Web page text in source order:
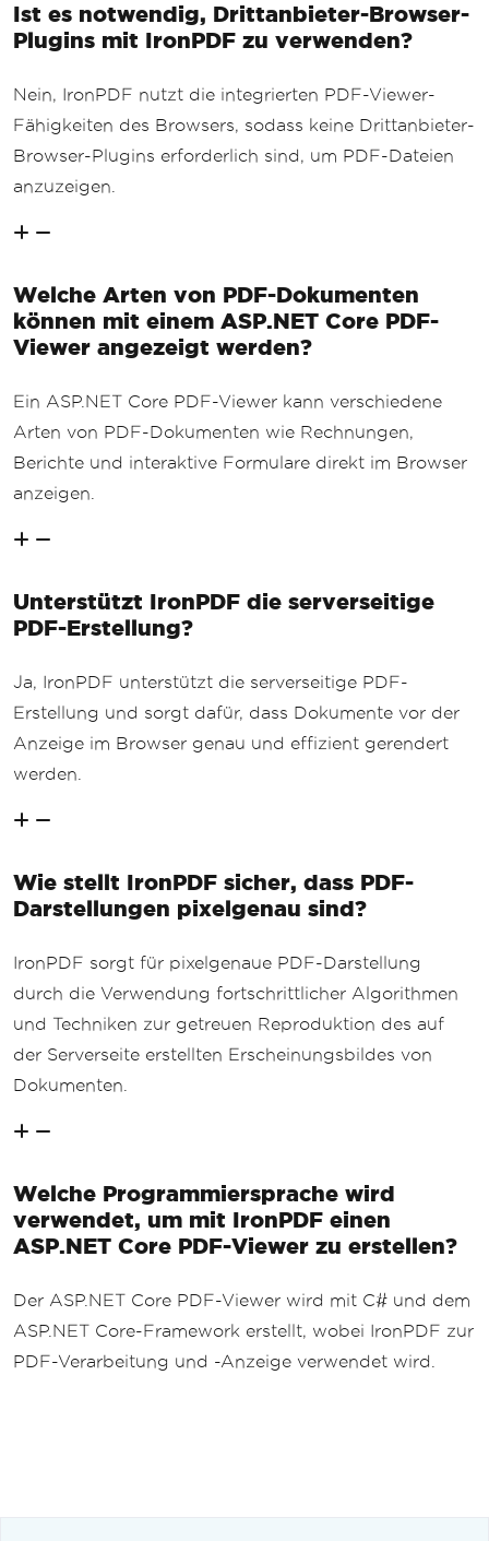
Ist es notwendig, Drittanbieter-Browser-
Plugins mit IronPDF zu verwenden?
Nein, IronPDF nutzt die integrierten PDF-Viewer-
Fähigkeiten des Browsers, sodass keine Drittanbieter-
Browser-Plugins erforderlich sind, um PDF-Dateien
anzuzeigen.
Welche Arten von PDF-Dokumenten
können mit einem ASP.NET Core PDF-
Viewer angezeigt werden?
Ein ASP.NET Core PDF-Viewer kann verschiedene
Arten von PDF-Dokumenten wie Rechnungen,
Berichte und interaktive Formulare direkt im Browser
anzeigen.
Unterstützt IronPDF die serverseitige
PDF-Erstellung?
Ja, IronPDF unterstützt die serverseitige PDF-
Erstellung und sorgt dafür, dass Dokumente vor der
Anzeige im Browser genau und effizient gerendert
werden.
Wie stellt IronPDF sicher, dass PDF-
Darstellungen pixelgenau sind?
IronPDF sorgt für pixelgenaue PDF-Darstellung
durch die Verwendung fortschrittlicher Algorithmen
und Techniken zur getreuen Reproduktion des auf
der Serverseite erstellten Erscheinungsbildes von
Dokumenten.
Welche Programmiersprache wird
verwendet, um mit IronPDF einen
ASP.NET Core PDF-Viewer zu erstellen?
Der ASP.NET Core PDF-Viewer wird mit C# und dem
ASP.NET Core-Framework erstellt, wobei IronPDF zur
PDF-Verarbeitung und -Anzeige verwendet wird.